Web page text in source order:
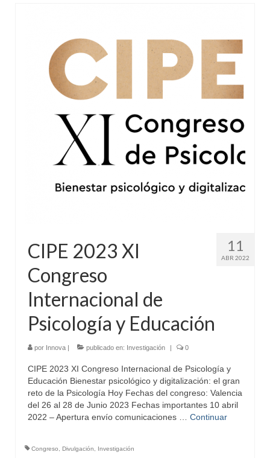
11
ABR 2022
CIPE 2023 XI
Congreso
Internacional de
Psicología y Educación
por Innova publicado en: Investigación 0
CIPE 2023 XI Congreso Internacional de Psicología y
Educación Bienestar psicológico y digitalización: el gran
reto de la Psicología Hoy Fechas del congreso: Valencia
del 26 al 28 de Junio 2023 Fechas importantes 10 abril
2022 – Apertura envío comunicaciones … Continuar
Congreso, Divulgación, Investigación